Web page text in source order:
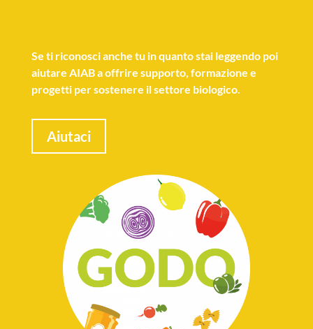
Se ti riconosci anche tu in quanto stai leggendo poi
aiutare AIAB a offrire supporto, formazione e
progetti per sostenere il settore biologico.
Aiutaci